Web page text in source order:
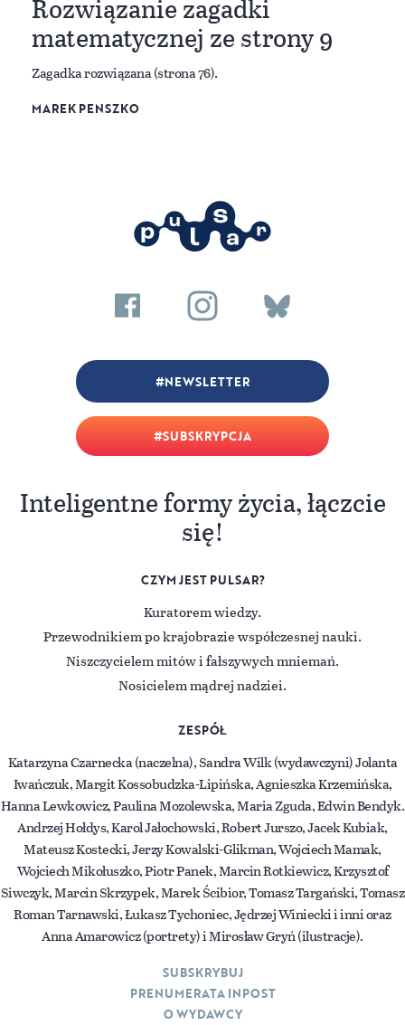
Rozwiązanie zagadki
matematycznej ze strony 9
Zagadka rozwiązana (strona 76).
MAREK PENSZKO
SUBSKRYPCJA
NEWSLETTER
Inteligentne formy życia, łączcie
się!
CZYM JEST PULSAR?
Kuratorem wiedzy.
Przewodnikiem po krajobrazie współczesnej nauki.
Niszczycielem mitów i fałszywych mniemań.
Nosicielem mądrej nadziei.
ZESPÓŁ
Katarzyna Czarnecka (naczelna), Sandra Wilk (wydawczyni) Jolanta
Iwańczuk, Margit Kossobudzka-Lipińska, Agnieszka Krzemińska,
Hanna Lewkowicz, Paulina Mozolewska, Maria Zguda, Edwin Bendyk.
Andrzej Hołdys, Karol Jałochowski, Robert Jurszo, Jacek Kubiak,
Mateusz Kostecki, Jerzy Kowalski-Glikman, Wojciech Mamak,
Wojciech Mikołuszko, Piotr Panek, Marcin Rotkiewicz, Krzysztof
Siwczyk, Marcin Skrzypek, Marek Ścibior, Tomasz Targański, Tomasz
Roman Tarnawski, Łukasz Tychoniec, Jędrzej Winiecki i inni oraz
Anna Amarowicz (portrety) i Mirosław Gryń (ilustracje).
SUBSKRYBUJ
PRENUMERATA INPOST
O WYDAWCY